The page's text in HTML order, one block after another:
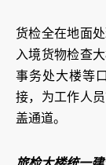
货检全在地面
入境货物检查
事务处大楼等
接，为工作人
盖通道。